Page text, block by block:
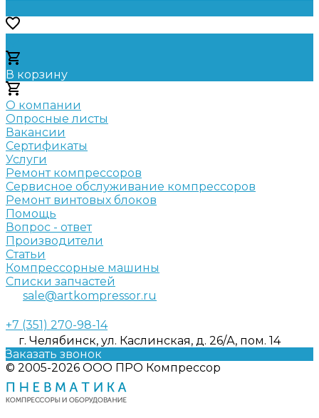
В корзину
О компании
Опросные листы
Вакансии
Сертификаты
Услуги
Ремонт компрессоров
Сервисное обслуживание компрессоров
Ремонт винтовых блоков
Помощь
Вопрос - ответ
Производители
Статьи
Компрессорные машины
Списки запчастей
sale@artkompressor.ru
+7 (351) 270-98-14
г. Челябинск, ул. Каслинская, д. 26/А, пом. 14
Заказать звонок
© 2005-2026 ООО ПРО Компрессор